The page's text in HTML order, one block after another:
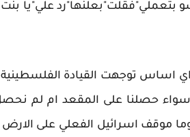
علي"يا
توجهت القيادة الفلسطينية
حصلنا على المقعد ام لم
موقف اسرائيل الفعلي على الارض